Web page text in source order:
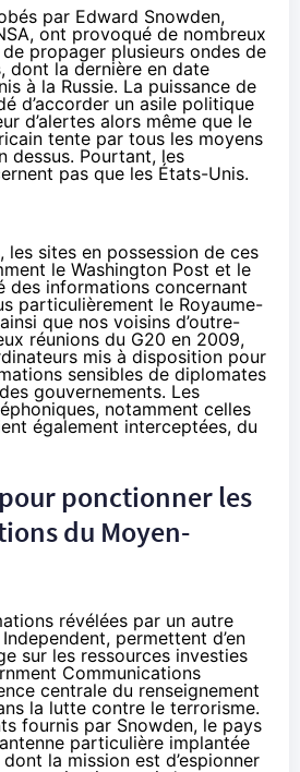
par Edward Snowden,
ont provoqué de nombreux
propager plusieurs ondes de
dont la dernière en date
à la Russie. La puissance de
d’accorder un asile politique
d’alertes alors même que le
tente par tous les moyens
dessus. Pourtant, les
pas que les États-Unis.
les sites en possession de ces
le Washington Post et le
des informations concernant
particulièrement le Royaume-
que nos voisins d’outre-
réunions du G20 en 2009,
mis à disposition pour
sensibles de diplomates
gouvernements. Les
notamment celles
également interceptées, du
ponctionner les
du Moyen-
révélées par un autre
, permettent d’en
sur les ressources investies
Communications
centrale du renseignement
la lutte contre le terrorisme.
fournis par Snowden, le pays
particulière implantée
la mission est d’espionner